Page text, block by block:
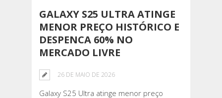
GALAXY S25 ULTRA ATINGE
MENOR PREÇO HISTÓRICO E
DESPENCA 60% NO
MERCADO LIVRE
26 DE MAIO DE 2026
Galaxy S25 Ultra atinge menor preço